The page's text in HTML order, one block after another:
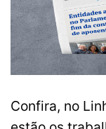
Confira, no